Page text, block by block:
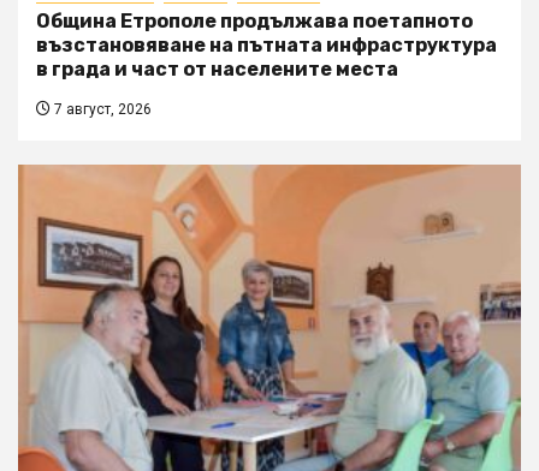
Община Етрополе продължава поетапното
възстановяване на пътната инфраструктура
в града и част от населените места
7 август, 2026